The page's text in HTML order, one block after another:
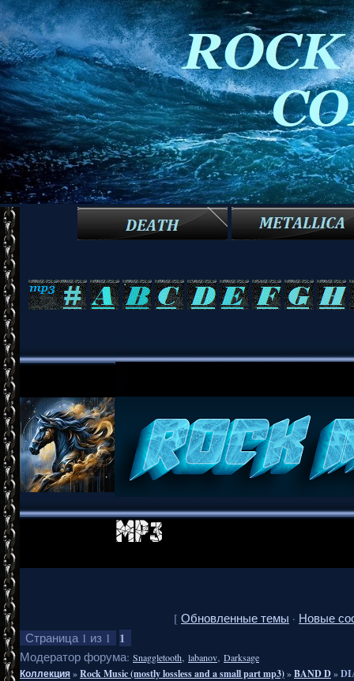
[ Обновленные темы · Новые
Страница 1 из 1 1
Модератор форума: Snaggletooth, labanov, Darksage
Коллекция»Rock Music (mostly lossless and a small part mp3)»BAND D»